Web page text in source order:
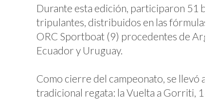
Durante esta edición, participaron 51
tripulantes, distribuidos en las fórmulas
ORC Sportboat (9) procedentes de
Ecuador y Uruguay.
Como cierre del campeonato, se llevó a
tradicional regata: la Vuelta a Gorriti, 16